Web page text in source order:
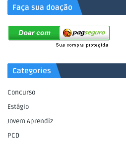
Faça sua doação
Categories
Concurso
Estágio
Jovem Aprendiz
PCD